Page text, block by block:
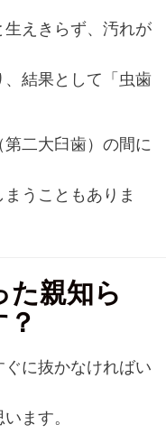
えきらず、汚れが
結果として「虫歯
二大臼歯）の間に
うこともありま
親知ら
ぐに抜かなければい
ます。